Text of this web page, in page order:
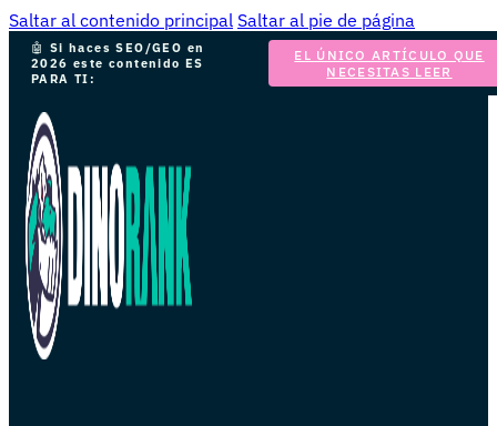
Saltar al contenido principal Saltar al pie de página
🤖 Si haces SEO/GEO en
2026 este contenido ES
PARA TI:
EL ÚNICO ARTÍCULO QUE
NECESITAS LEER